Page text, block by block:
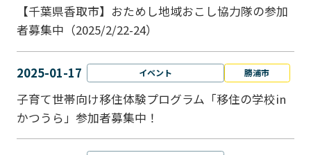
【千葉県香取市】おためし地域おこし協力隊の参加
者募集中（2025/2/22-24）
2025-01-17 イベント 勝浦市
子育て世帯向け移住体験プログラム「移住の学校in
かつうら」参加者募集中！